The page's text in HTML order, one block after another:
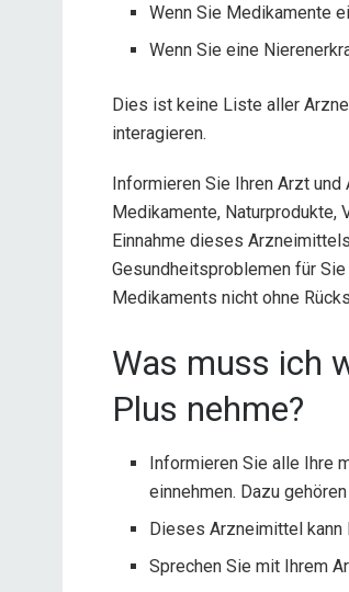
Wenn Sie Medikamente
Wenn Sie eine
Dies ist keine Liste aller
interagieren.
Informieren Sie Ihren Arzt
Medikamente, Naturprodukte,
Einnahme dieses
Gesundheitsproblemen für
Medikaments nicht ohne
Was muss ich
Plus nehme?
Informieren Sie alle Ihre
einnehmen. Dazu
Dieses Arzneimittel
Sprechen Sie mit Ihrem